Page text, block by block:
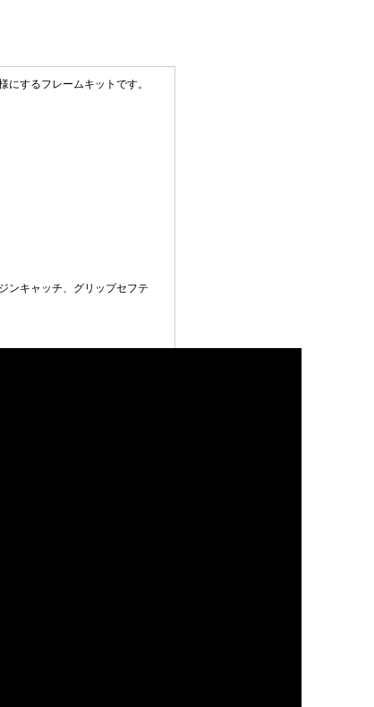
するフレームキットです。
ンキャッチ、グリップセフテ